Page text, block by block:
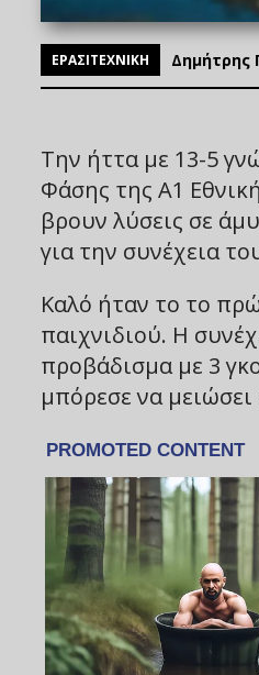
ΕΡΑΣΙΤΕΧΝΙΚΗ
Την ήττα με 13-5
Φάσης της Α1
βρουν λύσεις σε
για την συνέχεια
Καλό ήταν το το
παιχνιδιού. Η
προβάδισμα με 3
μπόρεσε να